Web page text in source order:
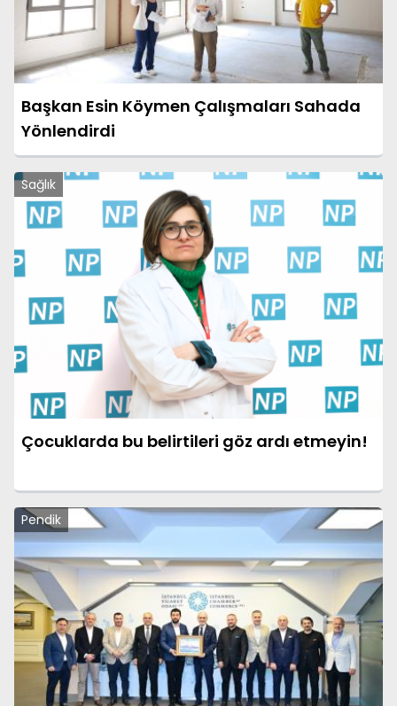
Başkan Esin Köymen Çalışmaları Sahada
Yönlendirdi
Sağlık
Çocuklarda bu belirtileri göz ardı etmeyin!
Pendik